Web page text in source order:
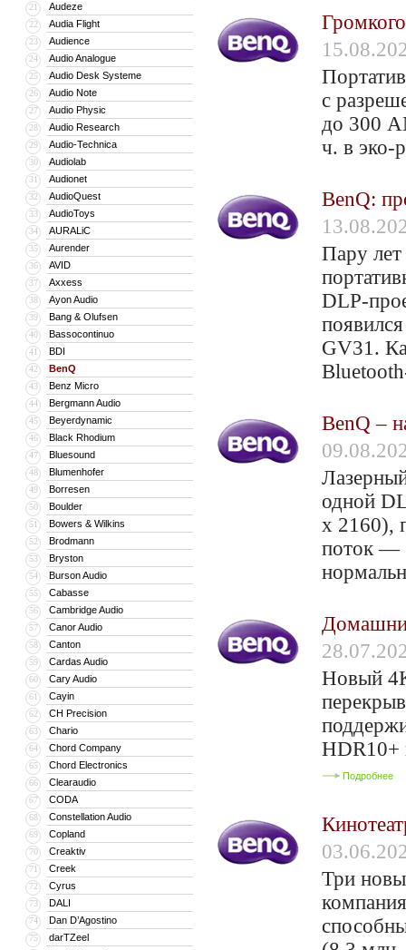
21 Audeze
22 Audia Flight
23 Audience
24 Audio Analogue
25 Audio Desk Systeme
26 Audio Note
27 Audio Physic
28 Audio Research
29 Audio-Technica
30 Audiolab
31 Audionet
32 AudioQuest
33 AudioToys
34 AURALiC
35 Aurender
36 AVID
37 Axxess
38 Ayon Audio
39 Bang & Olufsen
40 Bassocontinuo
41 BDI
42 BenQ
43 Benz Micro
44 Bergmann Audio
45 Beyerdynamic
46 Black Rhodium
47 Bluesound
48 Blumenhofer
49 Borresen
50 Boulder
51 Bowers & Wilkins
52 Brodmann
53 Bryston
54 Burson Audio
55 Cabasse
56 Cambridge Audio
57 Canor Audio
58 Canton
59 Cardas Audio
60 Cary Audio
61 Cayin
62 CH Precision
63 Chario
64 Chord Company
65 Chord Electronics
66 Clearaudio
67 CODA
68 Constellation Audio
69 Copland
70 Creaktiv
71 Creek
72 Cyrus
73 DALI
74 Dan D’Agostino
75 darTZeel
с
до 300
ч. в
BenQ:
Пару
DLP-
GV31.
BenQ –
одной
x 2160),
поток —
Новый
HDR10+
Подробнее
Три